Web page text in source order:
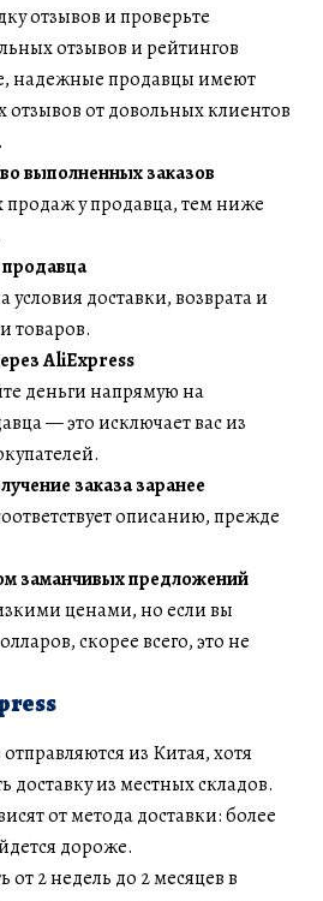
отзывов и проверьте
отзывов и рейтингов
надежные продавцы имеют
от довольных клиентов
выполненных заказов
у продавца, тем ниже
доставки, возврата и
товаров.
AliExpress
деньги напрямую на
— это исключает вас из
заказа заранее
описанию, прежде
заманчивых предложений
ценами, но если вы
скорее всего, это не
из Китая, хотя
из местных складов.
от метода доставки: более
дороже.
от 2 недель до 2 месяцев в